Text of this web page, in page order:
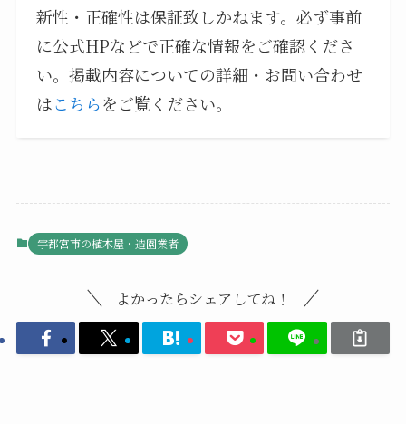
新性・正確性は保証致しかねます。必ず事前
に公式HPなどで正確な情報をご確認くださ
い。掲載内容についての詳細・お問い合わせ
はこちらをご覧ください。
宇都宮市の植木屋・造園業者
よかったらシェアしてね！